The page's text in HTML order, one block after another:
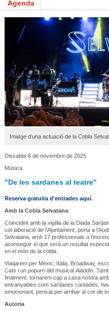
Agenda
Imatge d'una actuació de la Cobla
Dissabte 8 de novembre de 2025
Música
"De les sardanes al teatre"
Reserva gratuïta d'entrades aquí.
Amb la Cobla Selvatana.
Coincidint amb la vigília de la Diada
col·laboració de l’Ajuntament, porta a
Selvatana, amb 17 professionals a
aconseguir el que serà un resultat
en el món de la cobla.
Viatjarem per Mèxic, Itàlia, Broadway,
Catsi un popurri del musical Aladdin.
finalment, tornarem cap a casa nostra
entranyables com sardanes cantades,
emocionant, pensat per arribar al cor de
Autoria